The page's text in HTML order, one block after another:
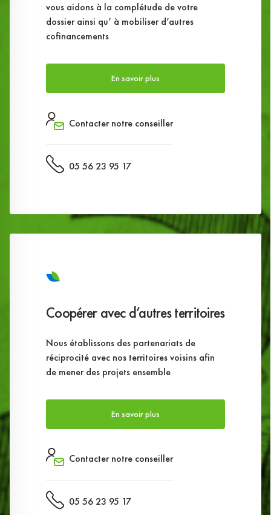
vous aidons à la complétude de votre
dossier ainsi qu’ à mobiliser d’autres
cofinancements
En savoir plus
Contacter notre conseiller
05 56 23 95 17
Coopérer avec d’autres territoires
Nous établissons des partenariats de
réciprocité avec nos territoires voisins afin
de mener des projets ensemble
En savoir plus
Contacter notre conseiller
05 56 23 95 17